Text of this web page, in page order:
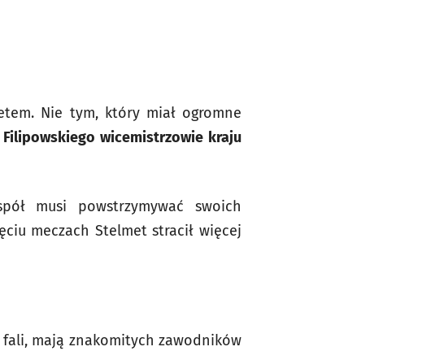
Nie tym, który miał ogromne
wicemistrzowie kraju
musi powstrzymywać swoich
meczach Stelmet stracił więcej
mają znakomitych zawodników